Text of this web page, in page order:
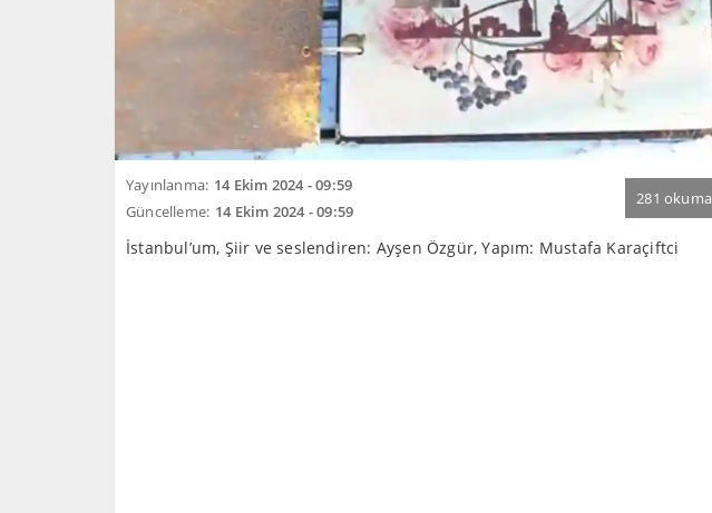
Yayınlanma: 14 Ekim 2024 - 09:59
Güncelleme: 14 Ekim 2024 - 09:59
281 okuma
İstanbul’um, Şiir ve seslendiren: Ayşen Özgür, Yapım: Mustafa Karaçiftci